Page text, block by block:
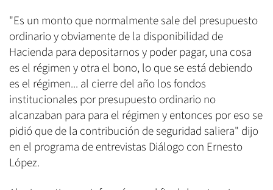
"Es un monto que normalmente sale del presupuesto
ordinario y obviamente de la disponibilidad de
Hacienda para depositarnos y poder pagar, una cosa
es el régimen y otra el bono, lo que se está debiendo
es el régimen... al cierre del año los fondos
institucionales por presupuesto ordinario no
alcanzaban para para el régimen y entonces por eso se
pidió que de la contribución de seguridad saliera" dijo
en el programa de entrevistas Diálogo con Ernesto
López.